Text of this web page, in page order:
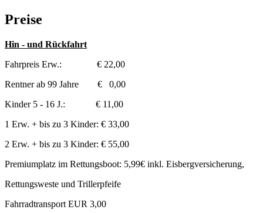
Preise
Hin - und Rückfahrt
Fahrpreis Erw.: € 22,00
Rentner ab 99 Jahre € 0,00
Kinder 5 - 16 J.: € 11,00
1 Erw. + bis zu 3 Kinder: € 33,00
2 Erw. + bis zu 3 Kinder: € 55,00
Premiumplatz im Rettungsboot: 5,99€ inkl. Eisbergversicherung,
Rettungsweste und Trillerpfeife
Fahrradtransport EUR 3,00